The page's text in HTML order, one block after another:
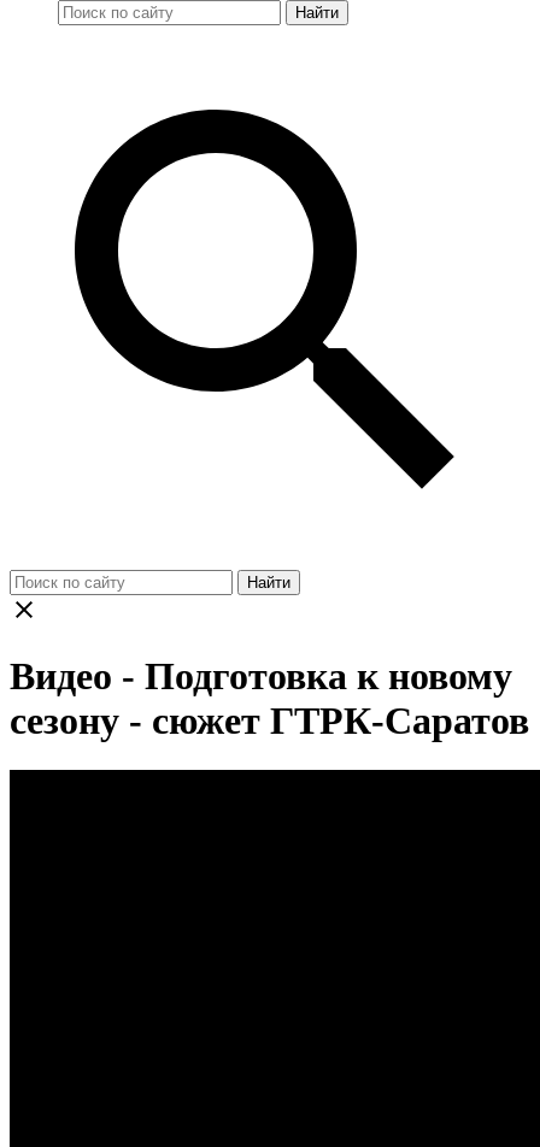
Найти
Найти
Видео - Подготовка к новому
сезону - сюжет ГТРК-Саратов